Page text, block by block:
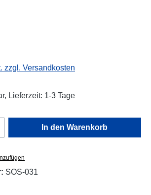
zzgl. Versandkosten
Lieferzeit: 1-3 Tage
Gib den gewünschten
In den Warenkorb
SOS-031